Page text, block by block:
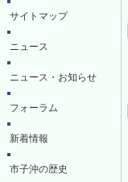
サイトマップ
ニュース
ニュース・お知らせ
フォーラム
新着情報
市子沖の歴史